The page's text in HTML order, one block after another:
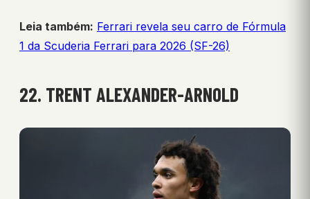
Leia também: Ferrari revela seu carro de Fórmula
1 da Scuderia Ferrari para 2026 (SF-26)
22. TRENT ALEXANDER-ARNOLD